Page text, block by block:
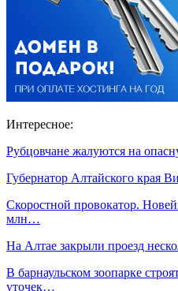
Интересное:
Рубцовчане жалуются на
Губернатор Алтайского края
Скоростной провокатор.
млн…
На Алтае закрыли проезд
В барнаульском зоопарке
уточек…